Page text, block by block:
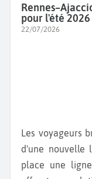
pour l'été 2026
22/07/2026
Les voyageurs bretons et corses bénéficient cet été
d'une nouvelle
place une